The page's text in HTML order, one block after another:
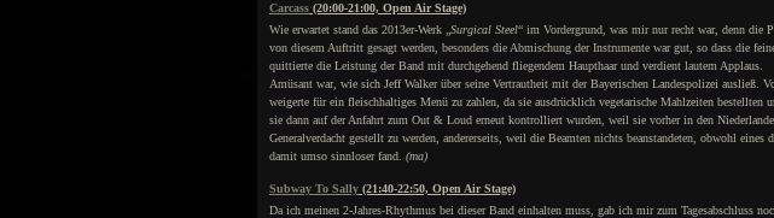
Carcass (20:00-21:00, Open Air Stage)
Wie erwartet stand das 2013er-Werk „ Surgical Steel“ im Vordergrund, was mir nur recht war, denn die
von diesem Auftritt gesagt werden, besonders die Abmischung der Instrumente war gut, so dass die
quittierte die Leistung der Band mit durchgehend fliegendem Haupthaar und verdient lautem Applaus.
Amüsant war, wie sich Jeff Walker über seine Vertrautheit mit der Bayerischen Landespolizei ausließ.
weigerte für ein fleischhaltiges Menü zu zahlen, da sie ausdrücklich vegetarische Mahlzeiten
sie dann auf der Anfahrt zum Out & Loud erneut kontrolliert wurden, weil sie vorher in den
Generalverdacht gestellt zu werden, andererseits, weil die Beamten nichts beanstandeten, obwohl
damit umso sinnloser fand. (ma)
Subway To Sally (21:40-22:50, Open Air Stage)
Da ich meinen 2-Jahres-Rhythmus bei dieser Band einhalten muss, gab ich mir zum Tagesabschluss